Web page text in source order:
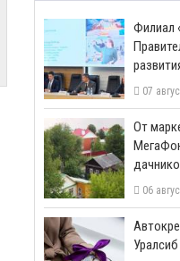
​Филиал
07
От
06